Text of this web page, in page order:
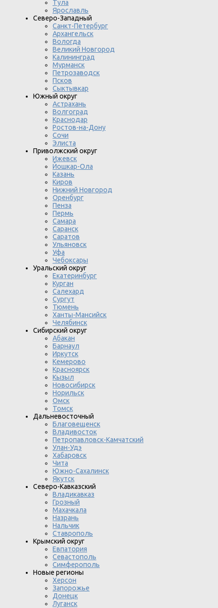
Тула
Ярославль
Северо-Западный
Санкт-Петербург
Архангельск
Вологда
Великий Новгород
Калининград
Мурманск
Петрозаводск
Псков
Сыктывкар
Южный округ
Астрахань
Волгоград
Краснодар
Ростов-на-Дону
Сочи
Элиста
Приволжский округ
Ижевск
Йошкар-Ола
Казань
Киров
Нижний Новгород
Оренбург
Пенза
Пермь
Самара
Саранск
Саратов
Ульяновск
Уфа
Чебоксары
Уральский округ
Екатеринбург
Курган
Салехард
Сургут
Тюмень
Ханты-Мансийск
Челябинск
Сибирский округ
Абакан
Барнаул
Иркутск
Кемерово
Красноярск
Кызыл
Новосибирск
Норильск
Омск
Томск
Дальневосточный
Благовещенск
Владивосток
Петропавловск-Камчатский
Улан-Удэ
Хабаровск
Чита
Южно-Сахалинск
Якутск
Северо-Кавказский
Владикавказ
Грозный
Махачкала
Назрань
Нальчик
Ставрополь
Крымский округ
Евпатория
Севастополь
Симферополь
Новые регионы
Херсон
Запорожье
Донецк
Луганск